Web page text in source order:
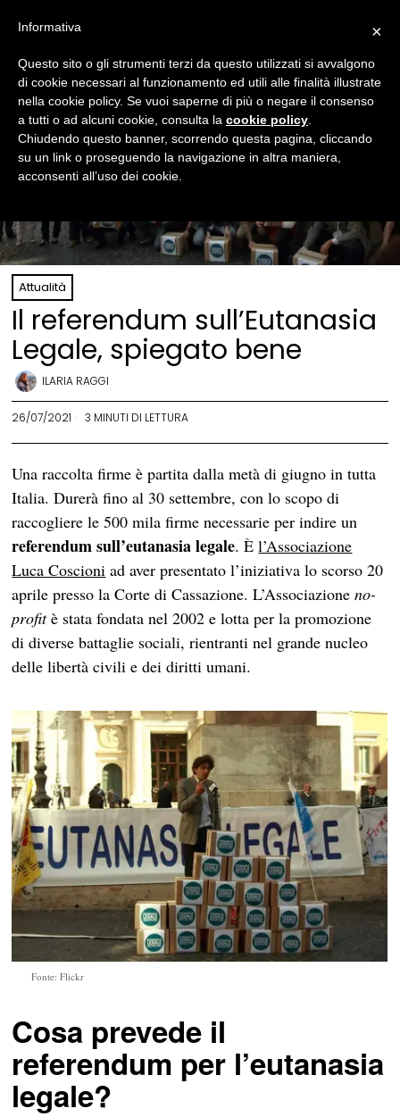
Attualità
Il referendum sull’Eutanasia
Legale, spiegato bene
ILARIA RAGGI
26/07/2021 3 MINUTI DI LETTURA
Una raccolta firme è partita dalla metà di giugno in tutta
Italia. Durerà fino al 30 settembre, con lo scopo di
raccogliere le 500 mila firme necessarie per indire un
referendum sull’eutanasia legale. Èl’Associazione
Luca Coscioni ad aver presentato l’iniziativa lo scorso 20
aprile presso la Corte di Cassazione. L’Associazioneno-
profitè stata fondata nel 2002 e lotta per la promozione
di diverse battaglie sociali, rientranti nel grande nucleo
delle libertà civili e dei diritti umani.
Fonte: Flickr
Cosa prevede il
referendum per l’eutanasia
legale?
×
Informativa
Questo sito o gli strumenti terzi da questo utilizzati si avvalgono
di cookie necessari al funzionamento ed utili alle finalità illustrate
nella cookie policy. Se vuoi saperne di più o negare il consenso
a tutti o ad alcuni cookie, consulta la cookie policy
Chiudendo questo banner, scorrendo questa pagina, cliccando
su un link o proseguendo la navigazione in altra maniera,
acconsenti all’uso dei cookie.